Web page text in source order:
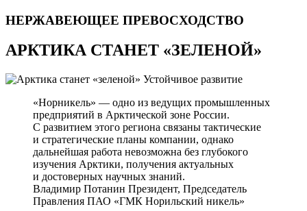
НЕРЖАВЕЮЩЕЕ ПРЕВОСХОДСТВО
АРКТИКА СТАНЕТ «ЗЕЛЕНОЙ»
Устойчивое развитие
«Норникель» — одно из ведущих промышленных
предприятий в Арктической зоне России.
С развитием этого региона связаны тактические
и стратегические планы компании, однако
дальнейшая работа невозможна без глубокого
изучения Арктики, получения актуальных
и достоверных научных знаний.
Владимир Потанин Президент, Председатель
Правления ПАО «ГМК Норильский никель»